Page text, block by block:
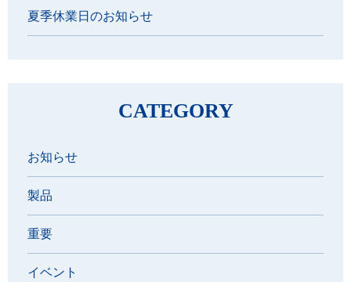
夏季休業日のお知らせ
CATEGORY
お知らせ
製品
重要
イベント